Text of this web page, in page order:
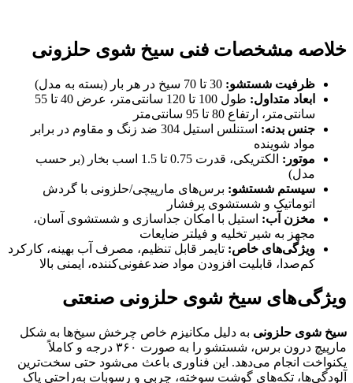
خلاصه مشخصات فنی سیخ شوی حلزونی
ظرفیت شستشو:
ابعاد متداول:
طول 100 تا 120 سانتی‌متر، عرض 40 تا 55
سانتی‌متر، ارتفاع 80 تا 95 سانتی‌متر
جنس بدنه:
استنلس استیل 304 ضد زنگ و مقاوم در برابر
مواد شوینده
موتور :
الکتریکی، قدرت 0.75 تا 1.5 اسب بخار (بر حسب
مدل)
سیستم شستشو: برس‌های مارپیچی/حلزونی با گردش
اتوماتیک و شستشوی پرفشار
مخزن آب: استیل با امکان جداسازی و شستشوی آسان،
مجهز به شیر تخلیه و فیلتر ضایعات
ویژگی‌های خاص: تایمر قابل تنظیم، مصرف آب بهینه، کارکرد
کم‌صدا، قابلیت افزودن مواد ضدعفونی‌کننده، ایمنی بالا
ویژگی‌های سیخ شوی حلزونی صنعتی
سیخ شوی حلزونی به دلیل مکانیزم خاص چرخش سیخ‌ها به شکل
مارپیچ درون برس، شستشو را به صورت ۳۶۰ درجه و کاملاً
یکنواخت انجام می‌دهد. این فناوری باعث می‌شود حتی سخت‌ترین
آلودگی‌ها، تکه‌های گوشت سوخته، چربی و رسوبات به‌راحتی پاک